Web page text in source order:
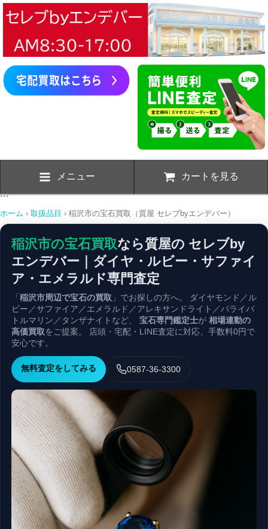
メニュー カートを見る
```
ホーム 取扱品目 稲沢市の宝石買取（質屋 セレブbyエンデバー）
稲沢市の宝石買取なら質屋の セレブby
エンデバー｜ダイヤ・ルビー・サファイ
ア・エメラルド専門査定
「 稲沢市周辺で宝石の買取 」でお探しの方へ。 ダイヤモンド／ル
ビー／サファイア／エメラルド／アレキサンドライト／パライバ
トルマリン／タンザナイトなど、 宝石専門鑑定士が 相場連動の
高価買取をご提案。 店頭・宅配・LINE査定に対応、手数料0円で
安心です。
無料査定をしてみる 0587-36-3300